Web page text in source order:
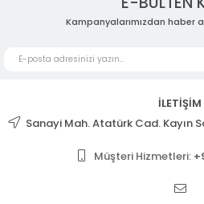
Kampanyalarımızdan haber
İLETİŞİM
Sanayi Mah. Atatürk Cad. Kayın
Müşteri Hizmetleri: